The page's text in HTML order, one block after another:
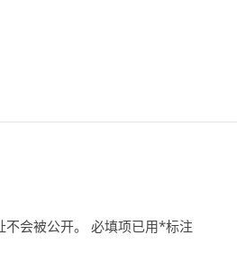
会被公开。 必填项已用*标注